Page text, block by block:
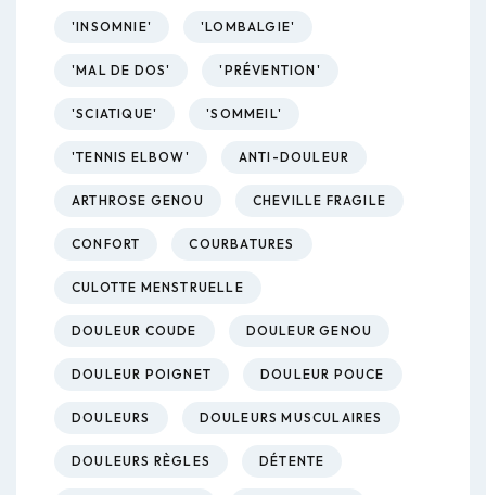
'INSOMNIE' 'LOMBALGIE'
'MAL DE DOS' 'PRÉVENTION'
'SCIATIQUE' 'SOMMEIL'
'TENNIS ELBOW' ANTI-DOULEUR
ARTHROSE GENOU CHEVILLE FRAGILE
CONFORT COURBATURES
CULOTTE MENSTRUELLE
DOULEUR COUDE DOULEUR GENOU
DOULEUR POIGNET DOULEUR POUCE
DOULEURS DOULEURS MUSCULAIRES
DOULEURS RÈGLES DÉTENTE